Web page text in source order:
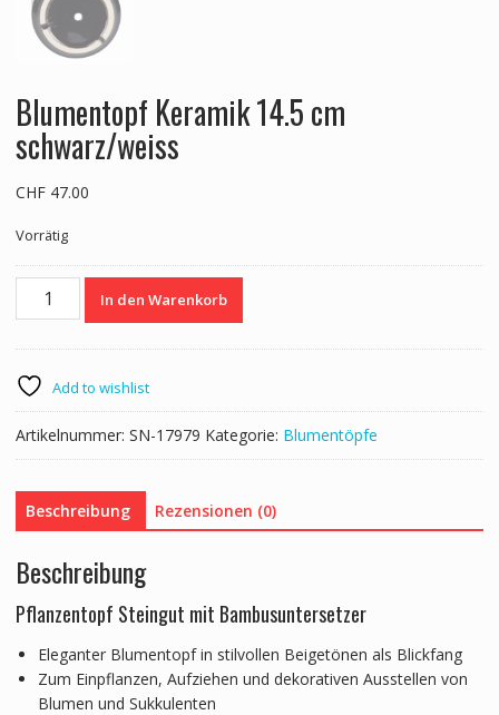
Blumentopf Keramik 14.5 cm
schwarz/weiss
CHF47.00
Vorrätig
Blumentopf
schwarz/weiss
Menge
In den Warenkorb
Add to wishlist
Artikelnummer: SN-17979 Kategorie: Blumentöpfe
Beschreibung Rezensionen (0)
Beschreibung
Pflanzentopf Steingut mit Bambusuntersetzer
Eleganter Blumentopf in stilvollen Beigetönen als Blickfang
Zum Einpflanzen, Aufziehen und dekorativen Ausstellen von
Blumen und Sukkulenten